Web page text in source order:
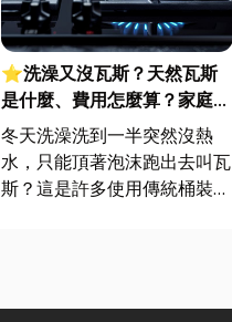
⭐洗澡又沒瓦斯？天然瓦斯
是什麼、費用怎麼算？家庭能
源選擇與配管工程全解析
冬天洗澡洗到一半突然沒熱
水，只能頂著泡沫跑出去叫瓦
斯？這是許多使用傳統桶裝瓦